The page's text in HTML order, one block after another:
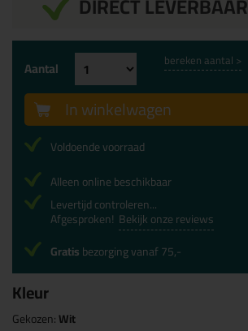
Kleur
Gekozen:Wit
Aantal bereken aantal >
In winkelwagen
Voldoende voorraad
Alleen online beschikbaar
Levertijd controleren...
Afgesproken! Bekijk onze reviews
Gratisbezorging vanaf 75,-